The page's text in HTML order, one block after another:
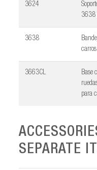
3624
3638
3638
3663CL
Base
para
SEPARATE